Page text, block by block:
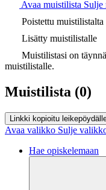
Avaa muistilista Sulje
Poistettu muistilistalta
Lisätty muistilistalle
Muistilistasi on
muistilistalle.
Muistilista (0)
Linkki kopioitu
Avaa valikko Sulje
Hae opiskelemaan